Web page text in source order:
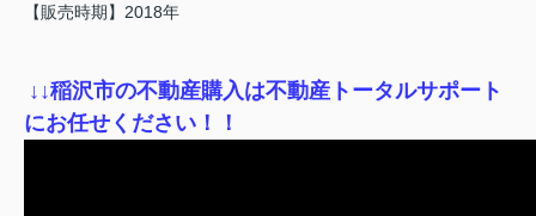
【販売時期】2018年
↓ ↓稲沢市の不動産購入は不動産トータルサポート
にお任せください！！